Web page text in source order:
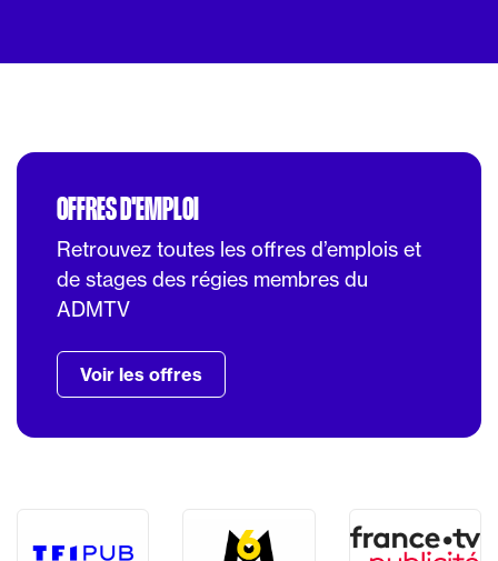
OFFRES D'EMPLOI
Retrouvez toutes les offres d’emplois et
de stages des régies membres du
ADMTV
Voir les offres